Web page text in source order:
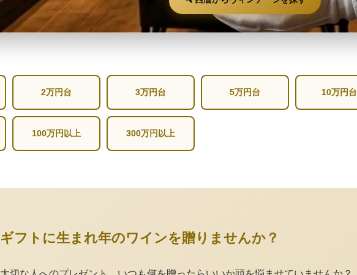
2万円台 3万円台 5万円台 10万円台
100万円以上 300万円以上
ギフトに生まれ年のワインを贈りませんか？